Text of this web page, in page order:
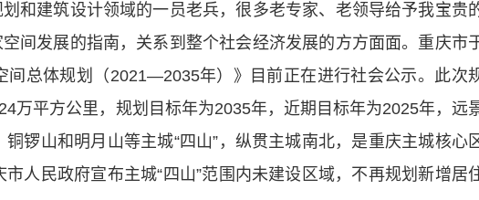
建筑设计领域的一员老兵，很多老专家、老领导给予我宝贵
间发展的指南，关系到整个社会经济发展的方方面面。重庆市
间总体规划（2021—2035年）》目前正在进行社会公示。此次
万平方公里，规划目标年为2035年，近期目标年为2025年，远
锣山和明月山等主城“四山”，纵贯主城南北，是重庆主城核心
人民政府宣布主城“四山”范围内未建设区域，不再规划新增居